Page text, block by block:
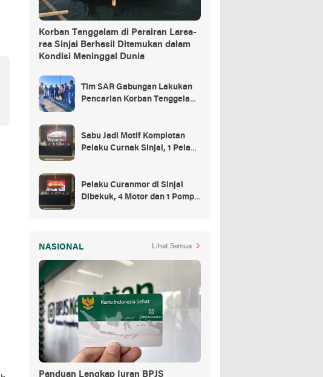
Korban Tenggelam di Perairan Larea-
rea Sinjai Berhasil Ditemukan dalam
Kondisi Meninggal Dunia
Tim SAR Gabungan Lakukan
Pencarian Korban Tenggelam
Sabu Jadi Motif Komplotan
Pelaku Curnak Sinjai, 1 Pelaku
Pelaku Curanmor di Sinjai
Dibekuk, 4 Motor dan 1 Pompa
NASIONAL Lihat Semua
Panduan Lengkap Iuran BPJS